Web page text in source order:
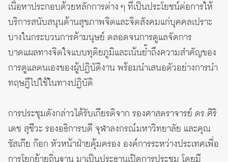
เนื้อหาประกอบด้วยหลักการต่าง ๆ ที่เป็นประโยชน์ต่อการให้
บริการสนับสนุนด้านสุขภาพจิตและจิตสังคมแก่บุคคลเปราะ
บางในกระบวนการค้ามนุษย์ ตลอดจนการดูแลจัดการ
บาดแผลทางจิตใจแบบทุติยภูมิและเน้นย้ำถึงความสำคัญของ
การดูแลตนเองของผู้ปฏิบัติงาน พร้อมนำเสนอตัวอย่างการนำ
ทฤษฎีไปใช้ในทางปฏิบัติ
การประชุมดังกล่าวได้รับเกียรติจาก รองศาสตราจารย์ ดร.ศิริ
เดช สุชีวะ รองอธิการบดี จุฬาลงกรณ์มหาวิทยาลัย และคุณ
ซัสเกีย ก๊อก หัวหน้าฝ่ายคุ้มครอง องค์การระหว่างประเทศเพื่อ